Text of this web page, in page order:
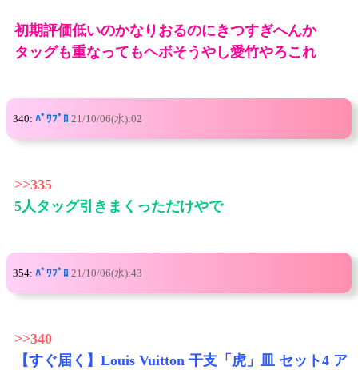
初期評価低いのかなりおるのにきつすぎへんか
タッグも重なってもヘボそうやし愛竹やろこれ
340: ﾊﾟﾜﾌﾟﾛ 21/10/06(水):02
>>335
5人タッグ引きまくっただけやで
354: ﾊﾟﾜﾌﾟﾛ 21/10/06(水):43
>>340
【すぐ届く】Louis Vuitton 干支「虎」皿 セット4 ア